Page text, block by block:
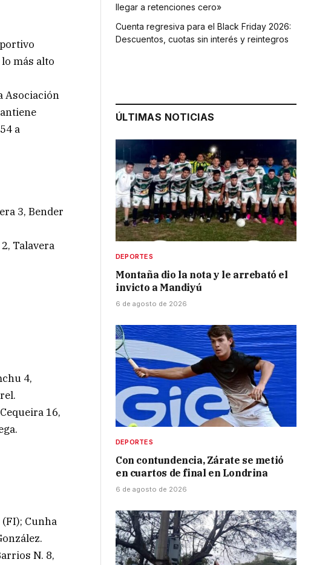
más alto
Asociación
a
3, Bender
Talavera
4,
16,
Cunha
N. 8,
llegar a retenciones cero»
Cuenta regresiva para el Black Friday 2026:
Descuentos, cuotas sin interés y reintegros
ÚLTIMAS NOTICIAS
DEPORTES
Montaña dio la nota y le arrebató el
invicto a Mandiyú
6 de agosto de 2026
DEPORTES
Con contundencia, Zárate se metió
en cuartos de final en Londrina
6 de agosto de 2026